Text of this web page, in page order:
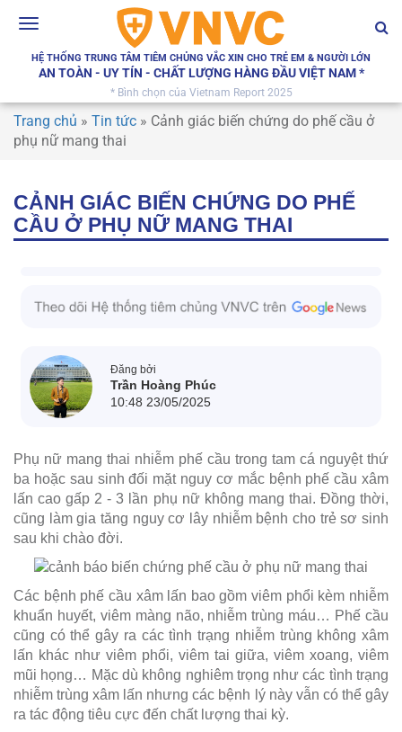
Toggle
HỆ THỐNG TRUNG TÂM TIÊM CHỦNG VẮC XIN CHO TRẺ EM & NGƯỜI LỚN
AN TOÀN - UY TÍN - CHẤT LƯỢNG HÀNG ĐẦU VIỆT NAM *
* Bình chọn của Vietnam Report 2025
Trang chủ » Tin tức » Cảnh giác biến chứng do phế cầu ở
phụ nữ mang thai
CẢNH GIÁC BIẾN CHỨNG DO PHẾ
CẦU Ở PHỤ NỮ MANG THAI
Đăng bởi
Trần Hoàng Phúc
10:48 23/05/2025
Phụ nữ mang thai nhiễm phế cầu trong tam cá nguyệt thứ
ba hoặc sau sinh đối mặt nguy cơ mắc bệnh phế cầu xâm
lấn cao gấp 2 - 3 lần phụ nữ không mang thai. Đồng thời,
cũng làm gia tăng nguy cơ lây nhiễm bệnh cho trẻ sơ sinh
sau khi chào đời.
Các bệnh phế cầu xâm lấn bao gồm viêm phổi kèm nhiễm
khuẩn huyết, viêm màng não, nhiễm trùng máu… Phế cầu
cũng có thể gây ra các tình trạng nhiễm trùng không xâm
lấn khác như viêm phổi, viêm tai giữa, viêm xoang, viêm
mũi họng… Mặc dù không nghiêm trọng như các tình trạng
nhiễm trùng xâm lấn nhưng các bệnh lý này vẫn có thể gây
ra tác động tiêu cực đến chất lượng thai kỳ.